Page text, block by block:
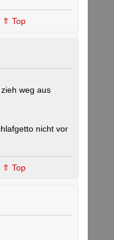
⇑ Top
zieh weg aus
nicht vor
⇑ Top